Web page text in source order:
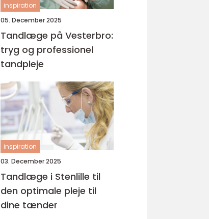
inspiration
05. December 2025
Tandlæge på Vesterbro:
tryg og professionel
tandpleje
inspiration
03. December 2025
Tandlæge i Stenlille til
den optimale pleje til
dine tænder